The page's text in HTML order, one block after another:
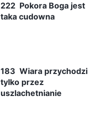
222 Pokora Boga jest
taka cudowna
183 Wiara przychodzi
tylko przez
uszlachetnianie